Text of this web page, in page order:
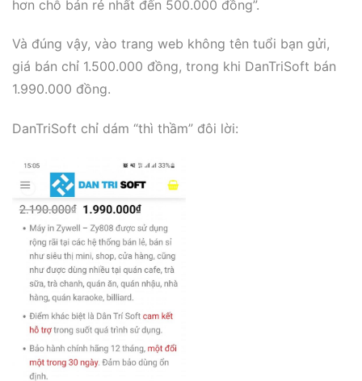
hơn chỗ bán rẻ nhất đến 500.000 đồng”.
Và đúng vậy, vào trang web không tên tuổi bạn gửi,
giá bán chỉ 1.500.000 đồng, trong khi DanTriSoft bán
1.990.000 đồng.
DanTriSoft chỉ dám “thì thầm” đôi lời: